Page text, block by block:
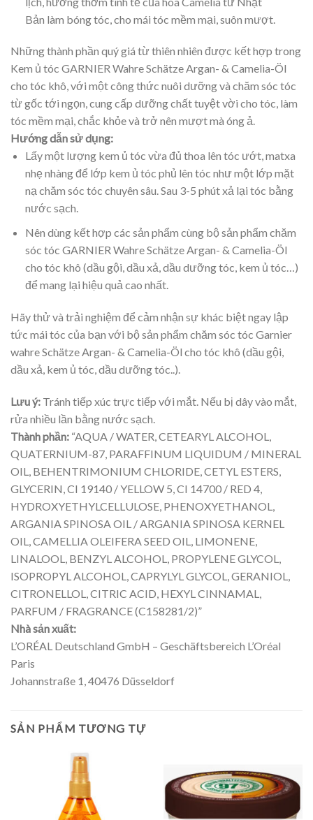
Bản làm bóng tóc, cho mái tóc mềm mại, suôn mượt.
Những thành phần quý giá từ thiên nhiên được kết hợp trong
Kem ủ tóc GARNIER Wahre Schätze Argan- & Camelia-Öl
cho tóc khô, với một công thức nuôi dưỡng và chăm sóc tóc
từ gốc tới ngọn, cung cấp dưỡng chất tuyệt vời cho tóc, làm
tóc mềm mại, chắc khỏe và trở nên mượt mà óng ả.
Hướng dẫn sử dụng:
Lấy một lượng kem ủ tóc vừa đủ thoa lên tóc ướt, matxa
nhẹ nhàng để lớp kem ủ tóc phủ lên tóc như một lớp mặt
nạ chăm sóc tóc chuyên sâu. Sau 3-5 phút xả lại tóc bằng
nước sạch.
Nên dùng kết hợp các sản phẩm cùng bộ sản phẩm chăm
sóc tóc GARNIER Wahre Schätze Argan- & Camelia-Öl
cho tóc khô (dầu gội, dầu xả, dầu dưỡng tóc, kem ủ tóc…)
để mang lại hiệu quả cao nhất.
Hãy thử và trải nghiệm để cảm nhận sự khác biệt ngay lập
tức mái tóc của bạn với bộ sản phẩm chăm sóc tóc Garnier
wahre Schätze Argan- & Camelia-Öl cho tóc khô (dầu gội,
dầu xả, kem ủ tóc, dầu dưỡng tóc..).
Lưu ý: Tránh tiếp xúc trực tiếp với mắt. Nếu bị dây vào mắt,
rửa nhiều lần bằng nước sạch.
Thành phần: “AQUA / WATER, CETEARYL ALCOHOL,
QUATERNIUM-87, PARAFFINUM LIQUIDUM / MINERAL
OIL, BEHENTRIMONIUM CHLORIDE, CETYL ESTERS,
GLYCERIN, CI 19140 / YELLOW 5, CI 14700 / RED 4,
HYDROXYETHYLCELLULOSE, PHENOXYETHANOL,
ARGANIA SPINOSA OIL / ARGANIA SPINOSA KERNEL
OIL, CAMELLIA OLEIFERA SEED OIL, LIMONENE,
LINALOOL, BENZYL ALCOHOL, PROPYLENE GLYCOL,
ISOPROPYL ALCOHOL, CAPRYLYL GLYCOL, GERANIOL,
CITRONELLOL, CITRIC ACID, HEXYL CINNAMAL,
PARFUM / FRAGRANCE (C158281/2)”
Nhà sản xuất:
L’ORÉAL Deutschland GmbH – Geschäftsbereich L’Oréal
Paris
Johannstraße 1, 40476 Düsseldorf
SẢN PHẨM TƯƠNG TỰ